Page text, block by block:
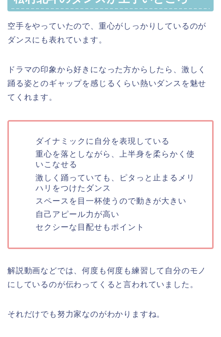
空手をやっていたので、重心がしっかりしているのが
ダンスにも表れています。
ドラマの印象から好きになった方からしたら、激しく
踊る姿とのギャップを感じるくらい熱いダンスを魅せ
てくれます。
ダイナミックに自分を表現している
重心を落としながら、上半身を柔らかく使
いこなせる
激しく踊っていても、ピタっと止まるメリ
ハリをつけたダンス
スペースを目一杯使うので動きが大きい
自己アピール力が高い
セクシーな目配せもポイント
解説動画などでは、何度も何度も練習して自分のモノ
にしているのが伝わってくると言われていました。
それだけでも努力家なのがわかりますね。